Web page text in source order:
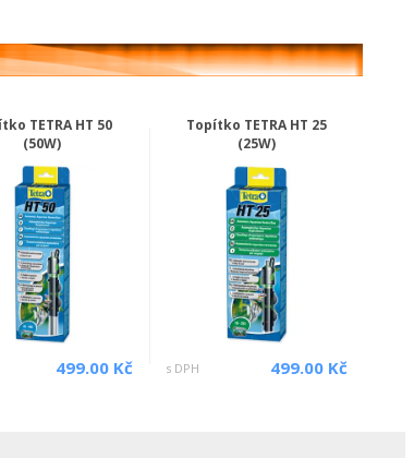
TETRA HT 50
(50W)
499.00 Kč
Topítko TETRA HT 25
(25W)
s DPH 499.00 Kč